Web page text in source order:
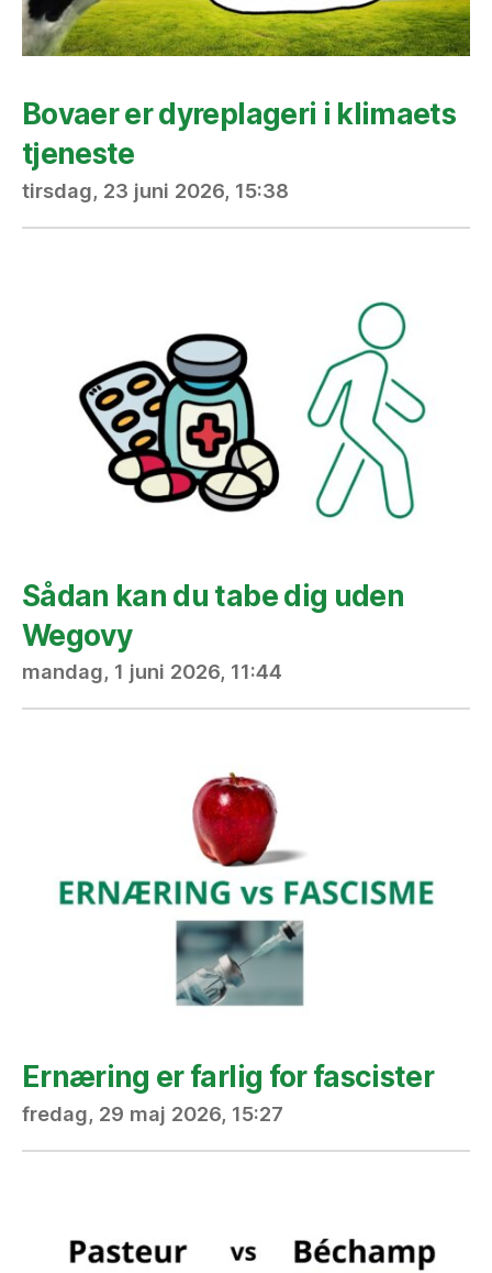
Bovaer er dyreplageri i klimaets
tjeneste
tirsdag, 23 juni 2026, 15:38
Sådan kan du tabe dig uden
Wegovy
mandag, 1 juni 2026, 11:44
Ernæring er farlig for fascister
fredag, 29 maj 2026, 15:27